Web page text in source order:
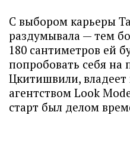
С выбором карьеры
раздумывала — тем
180 сантиметров ей
попробовать себя
Цкитишвили,
агентством Look
старт был делом